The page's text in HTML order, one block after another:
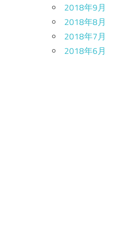
2018年9月
2018年8月
2018年7月
2018年6月